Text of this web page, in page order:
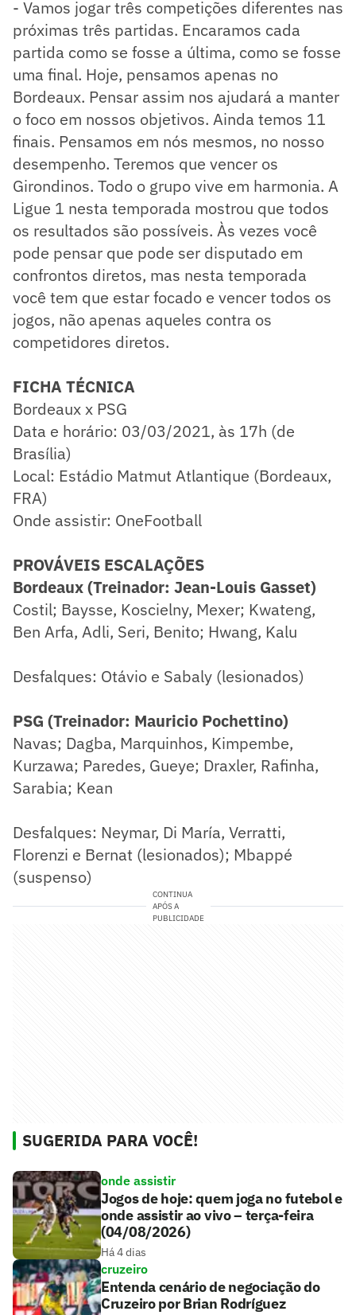
- Vamos jogar três competições diferentes nas
próximas três partidas. Encaramos cada
partida como se fosse a última, como se fosse
uma final. Hoje, pensamos apenas no
Bordeaux. Pensar assim nos ajudará a manter
o foco em nossos objetivos. Ainda temos 11
finais. Pensamos em nós mesmos, no nosso
desempenho. Teremos que vencer os
Girondinos. Todo o grupo vive em harmonia. A
Ligue 1 nesta temporada mostrou que todos
os resultados são possíveis. Às vezes você
pode pensar que pode ser disputado em
confrontos diretos, mas nesta temporada
você tem que estar focado e vencer todos os
jogos, não apenas aqueles contra os
competidores diretos.
FICHA TÉCNICA
Bordeaux x PSG
Data e horário: 03/03/2021, às 17h (de
Brasília)
Local: Estádio Matmut Atlantique (Bordeaux,
FRA)
Onde assistir: OneFootball
PROVÁVEIS ESCALAÇÕES
Bordeaux (Treinador: Jean-Louis Gasset)
Costil; Baysse, Koscielny, Mexer; Kwateng,
Ben Arfa, Adli, Seri, Benito; Hwang, Kalu
Desfalques: Otávio e Sabaly (lesionados)
PSG (Treinador: Mauricio Pochettino)
​Navas; Dagba, Marquinhos, Kimpembe,
Kurzawa; Paredes, Gueye; Draxler, Rafinha,
Sarabia; Kean
Desfalques: Neymar, Di María, Verratti,
Florenzi e Bernat (lesionados); Mbappé
(suspenso)
CONTINUA
APÓS A
PUBLICIDADE
SUGERIDA PARA VOCÊ!
onde assistir
Jogos de hoje: quem joga no futebol e
onde assistir ao vivo – terça-feira
(04/08/2026)
Há 4 dias
cruzeiro
Entenda cenário de negociação do
Cruzeiro por Brian Rodríguez